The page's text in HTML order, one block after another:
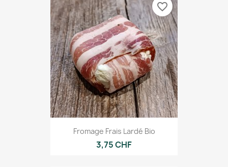
Fromage Frais Lardé Bio
3,75 CHF
favorite_border